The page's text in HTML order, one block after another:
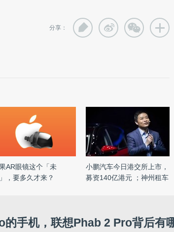
分享：
AR眼镜这个「未
，要多久才来？
小鹏汽车今日港交所上市，
募资140亿港元 ；神州租车
的手机，联想Phab 2 Pro背后有